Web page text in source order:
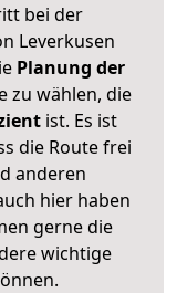
bei der
Leverkusen
Planung der
zu wählen, die
ist. Es ist
die Route frei
anderen
hier haben
gerne die
wichtige